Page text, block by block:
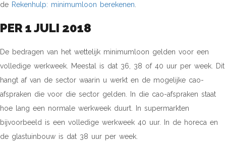
de Rekenhulp: minimumloon berekenen
PER 1 JULI 2018
De bedragen van het wettelijk minimumloon gelden voor een
volledige werkweek. Meestal is dat 36, 38 of 40 uur per week. Dit
hangt af van de sector waarin u werkt en de mogelijke cao-
afspraken die voor die sector gelden. In die cao-afspraken staat
hoe lang een normale werkweek duurt. In supermarkten
bijvoorbeeld is een volledige werkweek 40 uur. In de horeca en
de glastuinbouw is dat 38 uur per week.